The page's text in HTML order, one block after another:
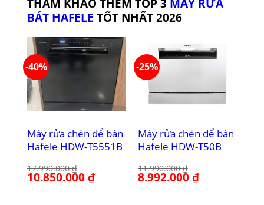
BÁT HAFELE TỐT NHẤT 2026
-40%
Máy rửa chén để bàn
Hafele HDW-T5551B
17.990.000₫
Giá
gốc
10.850.000₫Giá
hiện
-25%
Máy rửa chén để bàn
Hafele HDW-T50B
11.990.000₫
Giá
gốc
8.992.000₫Giá
hiện